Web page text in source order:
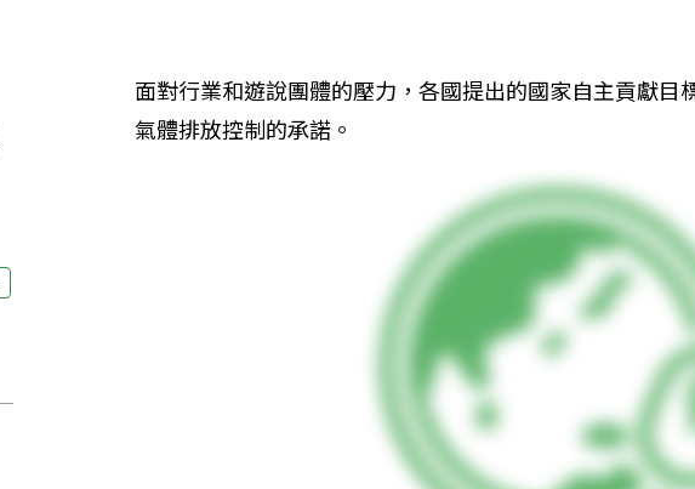
面對行業和遊說團體的壓力，各國提出的國家自主貢獻目
氣體排放控制的承諾。